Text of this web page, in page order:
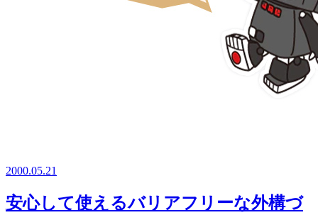
2000.05.21
安心して使えるバリアフリーな外構づ